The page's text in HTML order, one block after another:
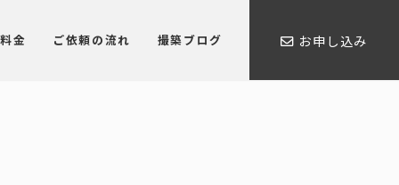
金 ご依頼の流れ 撮築ブログ お申し込み